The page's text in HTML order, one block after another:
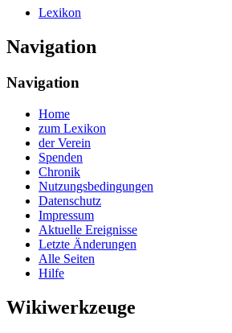
Lexikon
Navigation
Navigation
Home
zum Lexikon
der Verein
Spenden
Chronik
Nutzungsbedingungen
Datenschutz
Impressum
Aktuelle Ereignisse
Letzte Änderungen
Alle Seiten
Hilfe
Wikiwerkzeuge